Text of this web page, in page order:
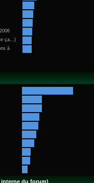
ça...)
à
du forum)